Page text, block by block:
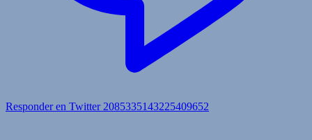
Responder en Twitter 2085335143225409652